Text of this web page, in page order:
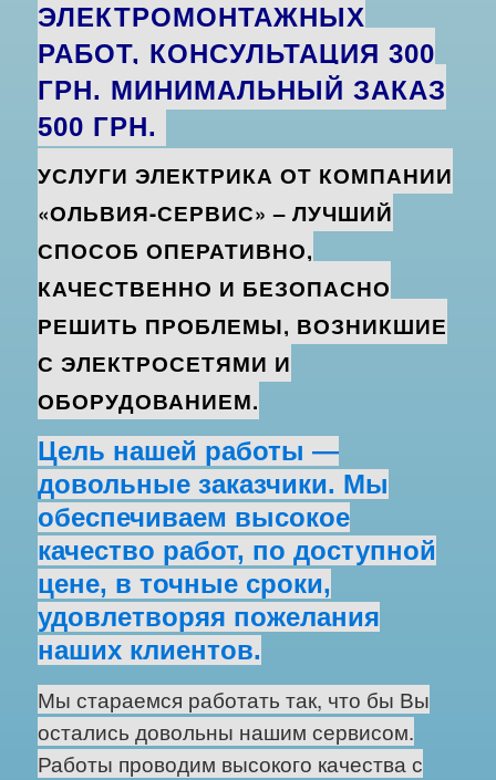
ЭЛЕКТРОМОНТАЖНЫХ
РАБОТ, КОНСУЛЬТАЦИЯ 300
ГРН. МИНИМАЛЬНЫЙ ЗАКАЗ
500 ГРН.
УСЛУГИ ЭЛЕКТРИКА ОТ КОМПАНИИ
«ОЛЬВИЯ-СЕРВИС» – ЛУЧШИЙ
СПОСОБ ОПЕРАТИВНО,
КАЧЕСТВЕННО И БЕЗОПАСНО
РЕШИТЬ ПРОБЛЕМЫ, ВОЗНИКШИЕ
С ЭЛЕКТРОСЕТЯМИ И
ОБОРУДОВАНИЕМ.
Цель нашей работы —
довольные заказчики. Мы
обеспечиваем высокое
качество работ, по доступной
цене, в точные сроки,
удовлетворяя пожелания
наших клиентов.
Мы стараемся работать так, что бы Вы
остались довольны нашим сервисом.
Работы проводим высокого качества с